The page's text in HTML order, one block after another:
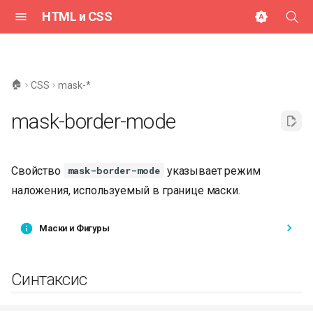
HTML и CSS
ц
а
л
а
🏠 CSS mask-*
mask-border-mode
Свойство mask-border-mode указывает режим
наложения, используемый в границе маски.
Маски и Фигуры
Синтаксис